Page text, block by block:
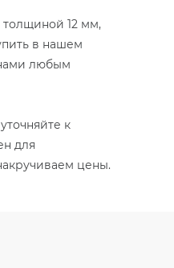
12 мм,
в нашем
любым
к
для
цены.